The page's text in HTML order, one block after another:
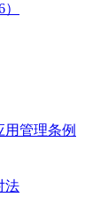
管理条例
法